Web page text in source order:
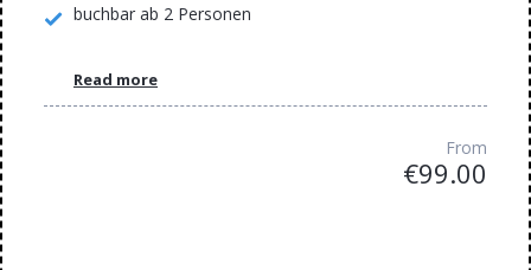
buchbar ab 2 Personen
Read more
From
€99.00